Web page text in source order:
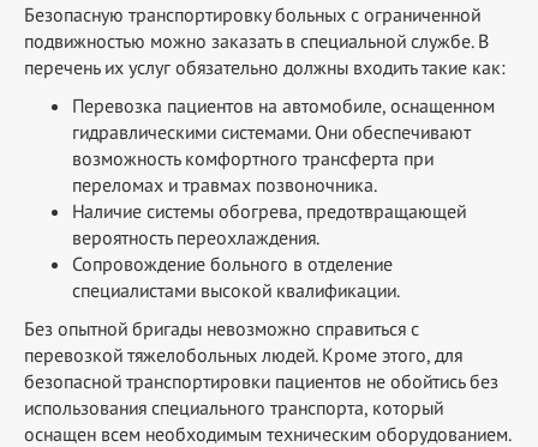
Безопасную транспортировку больных с ограниченной
подвижностью можно заказать в специальной службе. В
перечень их услуг обязательно должны входить такие как:
Перевозка пациентов на автомобиле, оснащенном
гидравлическими системами. Они обеспечивают
возможность комфортного трансферта при
переломах и травмах позвоночника.
Наличие системы обогрева, предотвращающей
вероятность переохлаждения.
Сопровождение больного в отделение
специалистами высокой квалификации.
Без опытной бригады невозможно справиться с
перевозкой тяжелобольных людей. Кроме этого, для
безопасной транспортировки пациентов не обойтись без
использования специального транспорта, который
оснащен всем необходимым техническим оборудованием.